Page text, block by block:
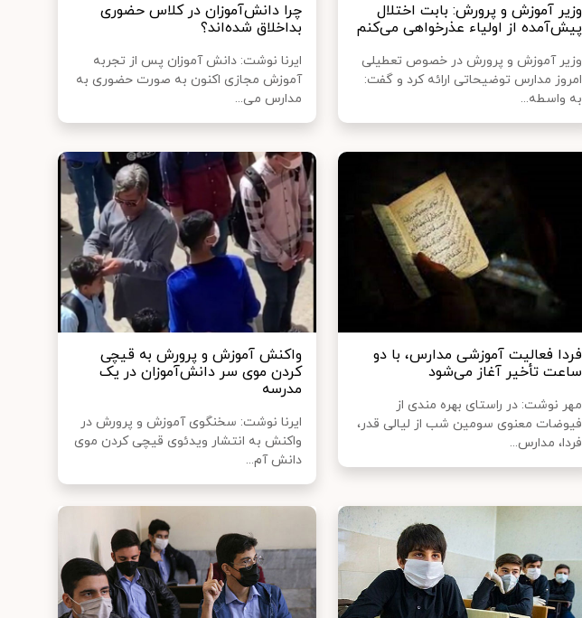
وزیر آموزش و پرورش: بابت اختلال
پیش‌آمده از اولیاء عذرخواهی می‌کنم
وزیر آموزش و پرورش در خصوص تعطیلی
امروز مدارس توضیحاتی ارائه کرد و گفت:
به واسطه...
چرا دانش‌آموزان در کلاس حضوری
بداخلاق شده‌اند؟
ایرنا نوشت: دانش آموزان پس از تجربه
آموزش مجازی اکنون به صورت حضوری به
مدارس می‌...
فردا فعالیت آموزشی مدارس، با دو
ساعت تأخیر آغاز می‌شود
مهر نوشت: در راستای بهره مندی از
فیوضات معنوی سومین شب از لیالی قدر،
فردا، مدارس...
واکنش آموزش‌ و پرورش به قیچی
کردن موی سر دانش‌آموزان در یک
مدرسه
ایرنا نوشت: سخنگوی آموزش و پرورش در
واکنش به انتشار ویدئوی قیچی کردن موی
دانش آم...